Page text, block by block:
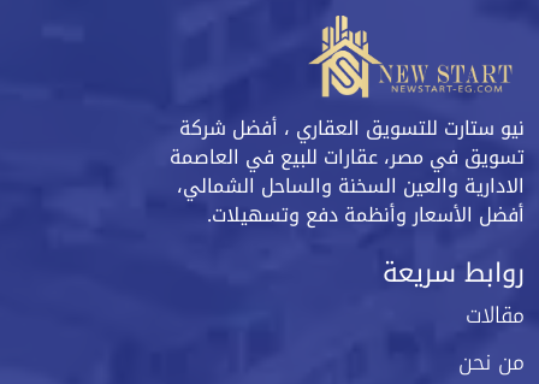
نيو ستارت للتسويق العقاري ، أفضل شركة
تسويق في مصر، عقارات للبيع في العاصمة
الادارية والعين السخنة والساحل الشمالي،
أفضل الأسعار وأنظمة دفع وتسهيلات.
روابط سريعة
مقالات
من نحن